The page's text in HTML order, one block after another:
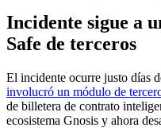
Incidente sigue a
Safe de terceros
El incidente ocurre justo días
involucró un módulo de
de billetera de contrato
ecosistema Gnosis y ahora